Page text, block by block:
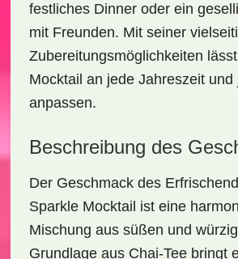
festliches Dinner oder ein
mit Freunden. Mit seiner
Zubereitungsmöglichkeiten
Mocktail an jede Jahreszeit und
anpassen.
Beschreibung des
Der Geschmack des
Sparkle Mocktail ist eine
Mischung aus süßen und
Grundlage aus Chai-Tee bringt